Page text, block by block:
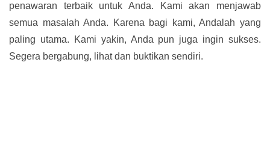
penawaran terbaik untuk Anda. Kami akan menjawab
semua masalah Anda. Karena bagi kami, Andalah yang
paling utama. Kami yakin, Anda pun juga ingin sukses.
Segera bergabung, lihat dan buktikan sendiri.